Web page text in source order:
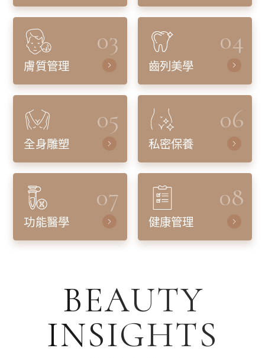
03
膚質管理
04
齒列美學
05
全身雕塑
06
私密保養
07
功能醫學
08
健康管理
BEAUTY
INSIGHTS